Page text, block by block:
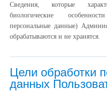
Сведения, которые
биологические
персональные данные)
обрабатываются и не хранятся.
Цели обработки
данных